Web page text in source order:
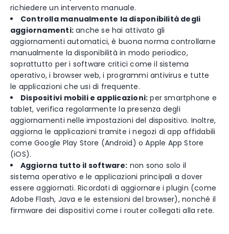
richiedere un intervento manuale.
Controlla manualmente la disponibilità degli
aggiornamenti:anche se hai attivato gli
aggiornamenti automatici, è buona norma controllarne
manualmente la disponibilità in modo periodico,
soprattutto per i software critici come il sistema
operativo, i browser web, i programmi antivirus e tutte
le applicazioni che usi di frequente.
Dispositivi mobili e applicazioni: per smartphone e
tablet, verifica regolarmente la presenza degli
aggiornamenti nelle impostazioni del dispositivo. Inoltre,
aggiorna le applicazioni tramite i negozi di app affidabili
come Google Play Store (Android) o Apple App Store
(iOS).
Aggiorna tutto il software: non sono solo il
sistema operativo e le applicazioni principali a dover
essere aggiornati. Ricordati di aggiornare i plugin (come
Adobe Flash, Java e le estensioni del browser), nonché il
firmware dei dispositivi come i router collegati alla rete.